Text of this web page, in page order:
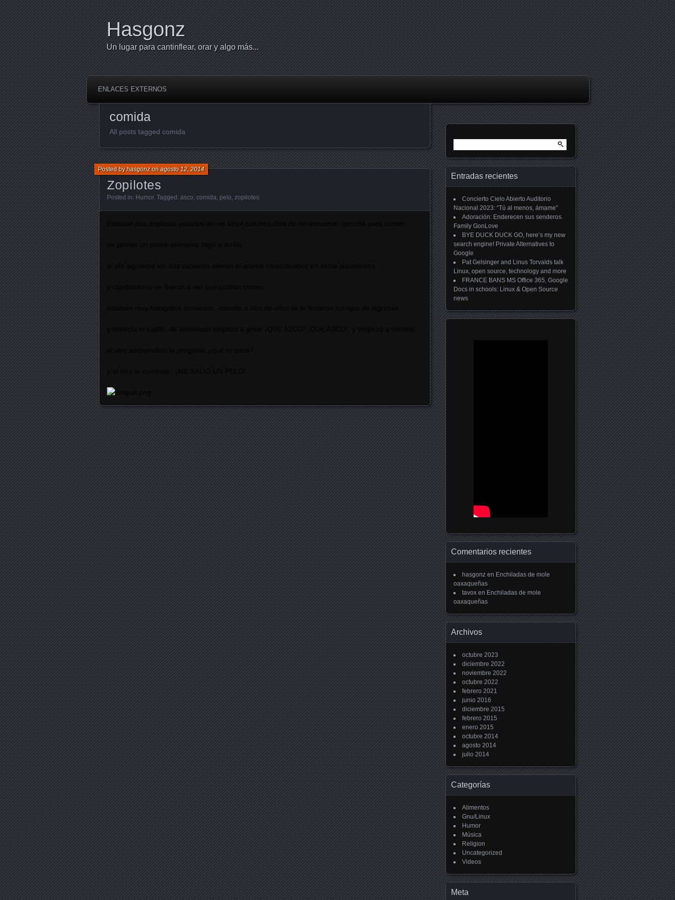
Hasgonz
Un lugar para cantinflear, orar y algo más...
ENLACES EXTERNOS
comida
All posts tagged comida
Zopilotes
Posted byhasgonzonagosto 12, 2014
Posted in: Humor. Tagged: asco comida pelo zopilotes
Entradas recientes
Concierto Cielo Abierto Auditorio
Nacional 2023: “Tú al menos, ámame”
Adoración: Enderecen sus senderos.
Family GonLove
BYE DUCK DUCK GO, here’s my new
search engine! Private Alternatives to
Google
Pat Gelsinger and Linus Torvalds talk
Linux, open source, technology and more
FRANCE BANS MS Office 365, Google
Docs in schools: Linux & Open Source
news
Comentarios recientes
hasgonz en Enchiladas de mole
oaxaqueñas
tavox en Enchiladas de mole
oaxaqueñas
Archivos
octubre 2023
diciembre 2022
noviembre 2022
octubre 2022
febrero 2021
junio 2016
diciembre 2015
febrero 2015
enero 2015
octubre 2014
agosto 2014
julio 2014
Categorías
Alimentos
Gnu/Linux
Humor
Música
Religion
Uncategorized
Videos
Meta